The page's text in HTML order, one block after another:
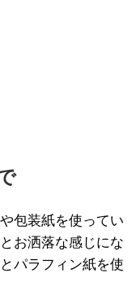
包装紙を使ってい
お洒落な感じにな
パラフィン紙を使